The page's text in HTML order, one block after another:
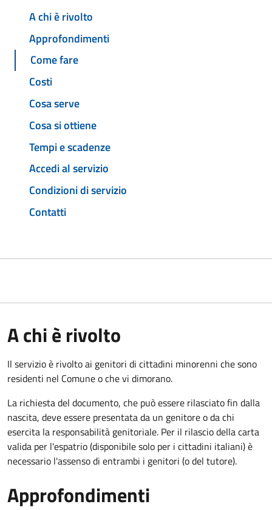
A chi è rivolto
Approfondimenti
Come fare
Costi
Cosa serve
Cosa si ottiene
Tempi e scadenze
Accedi al servizio
Condizioni di servizio
Contatti
A chi è rivolto
Il servizio è rivolto ai genitori di cittadini minorenni che sono
residenti nel Comune o che vi dimorano.
La richiesta del documento, che può essere rilasciato fin dalla
nascita, deve essere presentata da un genitore o da chi
esercita la responsabilità genitoriale. Per il rilascio della carta
valida per l'espatrio (disponibile solo per i cittadini italiani) è
necessario l'assenso di entrambi i genitori (o del tutore).
Approfondimenti